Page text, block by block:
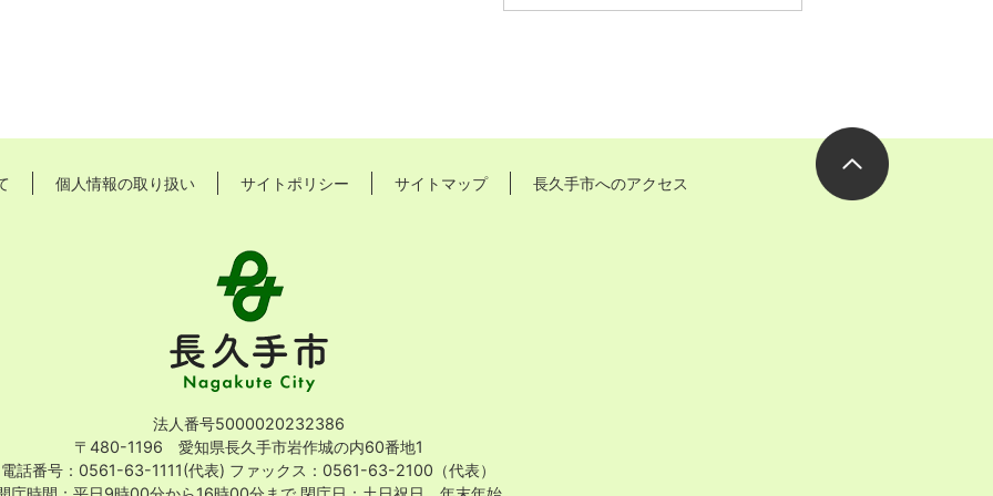
個人情報の取り扱い サイトポリシー サイトマップ 長久手市へのアクセス
Nagakute
City
法人番号5000020232386
〒480-1196 愛知県長久手市岩作城の内60番地1
電話番号：0561-63-1111(代表) ファックス：0561-63-2100（代表）